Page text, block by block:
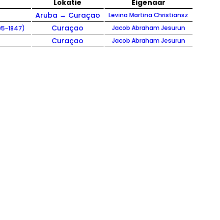
Lokatie Eigenaar
Aruba → Curaçao
Levina Martina Christiansz
1847)
Curaçao Jacob Abraham Jesurun
Curaçao Jacob Abraham Jesurun